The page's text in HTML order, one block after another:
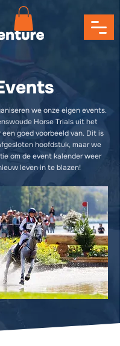
we onze eigen events.
Horse Trials uit het
goed voorbeeld van. Dit is
hoofdstuk, maar we
om de event kalender weer
leven in te blazen!